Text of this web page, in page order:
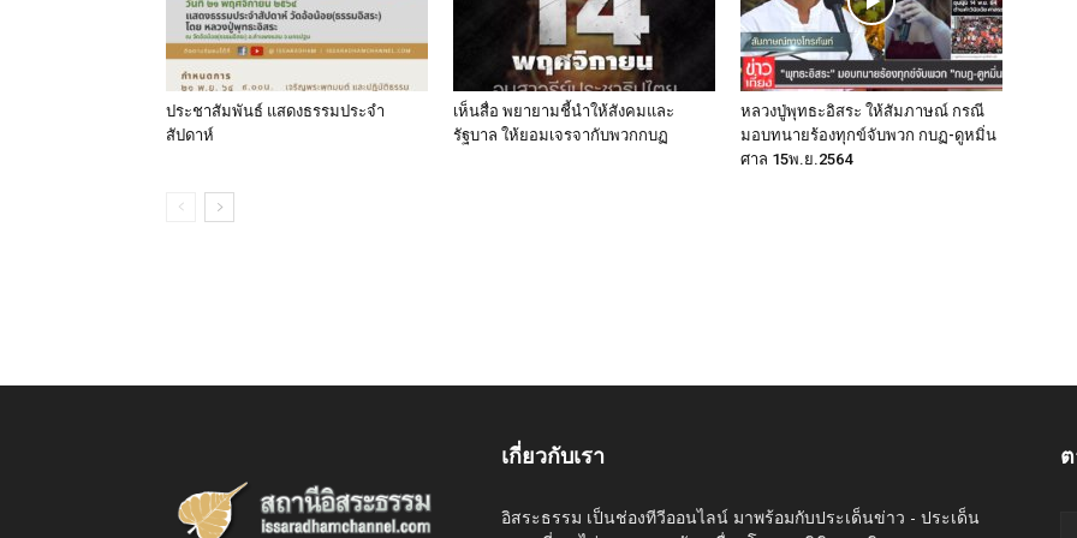
ประชาสัมพันธ์ แสดงธรรมประจำ
สัปดาห์
เห็นสื่อ พยายามชี้นำให้สังคมและ
รัฐบาล ให้ยอมเจรจากับพวกกบฏ
หลวงปู่พุทธะอิสระ ให้สัมภาษณ์ กรณี
มอบทนายร้องทุกข์จับพวก กบฏ-ดูหมิ่น
ศาล 15พ.ย.2564
เกี่ยวกับเรา
อิสระธรรม เป็นช่องทีวีออนไลน์ มาพร้อมกับประเด็นข่าว - ประเด็น